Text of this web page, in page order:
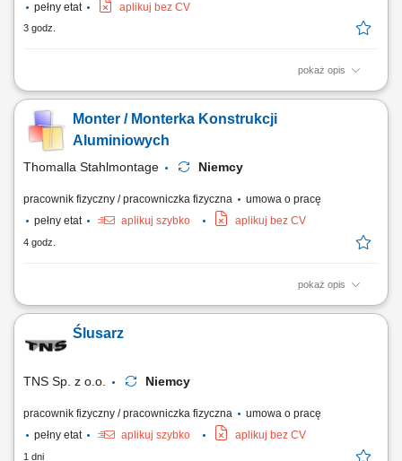
pełny etat
aplikuj bez CV
3 godz.
pokaż opis
Spawanie metodą 135 (MAG) lub 141 (TIG) w zależności od
Monter / Monterka Konstrukcji
Aluminiowych
Thomalla Stahlmontage Niemcy
pracownik fizyczny / pracowniczka fizyczna
umowa o pracę
pełny etat
aplikuj szybko aplikuj bez CV
4 godz.
pokaż opis
montaż i składanie zabudów specjalistycznych do pojazdów
schematów montażowych, cięcie, dopasowywanie i łączenie profili
aluminiowych, wykonywanie szczepień i krótkich spawów metodą MIG
Ślusarz
TNS Sp. z o.o. Niemcy
pracownik fizyczny / pracowniczka fizyczna
umowa o pracę
pełny etat
aplikuj szybko aplikuj bez CV
1 dni